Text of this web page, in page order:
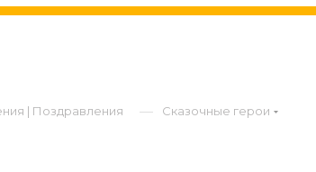
| Поздравления — Сказочные герои